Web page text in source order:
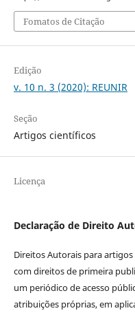
Fomatos de Citação
Edição
v. 10 n. 3 (2020): REUNIR
Seção
Artigos científicos
Licença
Declaração de Direito
Direitos Autorais para
com direitos de primeira
um periódico de acesso
atribuições próprias, em